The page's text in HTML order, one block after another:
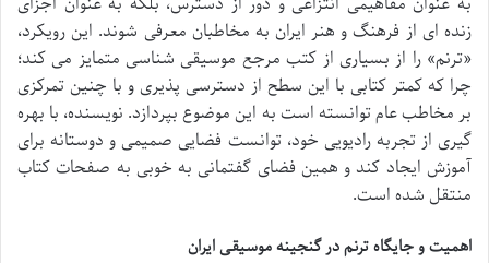
زنده ای از فرهنگ و هنر ایران به مخاطبان معرفی شوند. این رویکرد،
«ترنم» را از بسیاری از کتب مرجع موسیقی شناسی متمایز می کند؛
چرا که کمتر کتابی با این سطح از دسترسی پذیری و با چنین تمرکزی
بر مخاطب عام توانسته است به این موضوع بپردازد. نویسنده، با بهره
گیری از تجربه رادیویی خود، توانست فضایی صمیمی و دوستانه برای
آموزش ایجاد کند و همین فضای گفتمانی به خوبی به صفحات کتاب
منتقل شده است.
اهمیت و جایگاه ترنم در گنجینه موسیقی ایران